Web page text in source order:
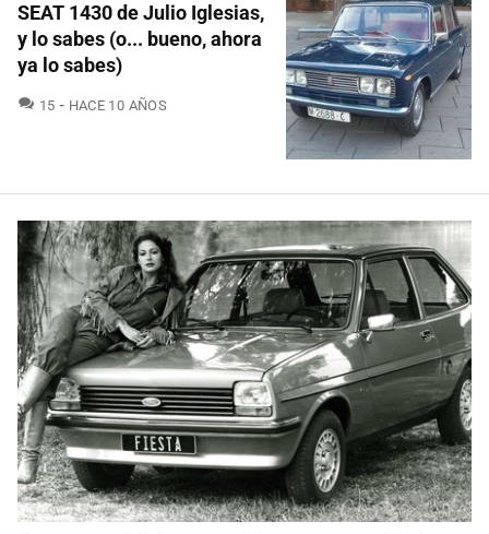
SEAT 1430 de Julio Iglesias,
y lo sabes (o... bueno, ahora
ya lo sabes)
15 COMENTARIOS
HACE 10 AÑOS